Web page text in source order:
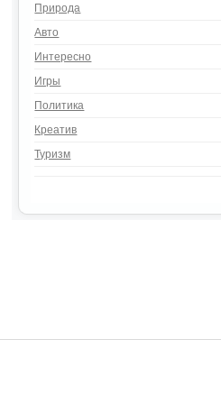
Природа
Авто
Интересно
Игры
Политика
Креатив
Туризм